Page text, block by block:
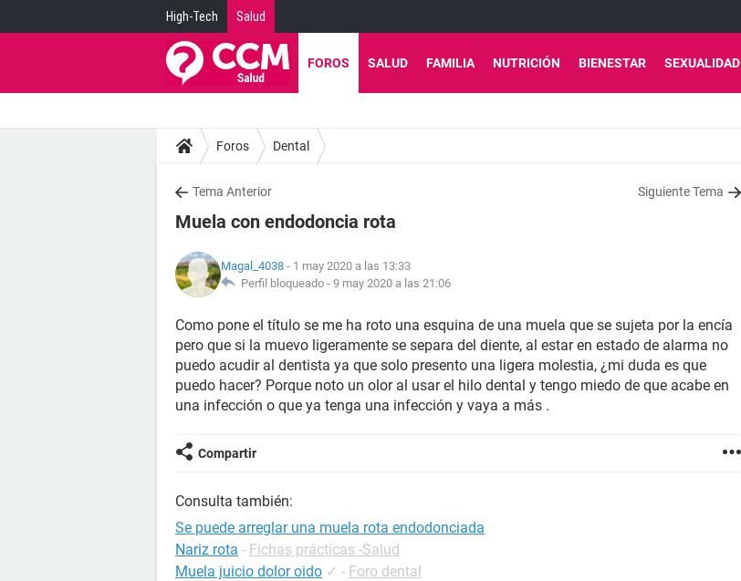
High-Tech Salud
FOROS SALUD FAMILIA NUTRICIÓN BIENESTAR SEXUALIDAD
Foros Dental
Tema Anterior Siguiente Tema
Muela con endodoncia rota
Magal_4038 - 1 may 2020 a las 13:33
Perfil bloqueado - 9 may 2020 a las 21:06
Como pone el título se me ha roto una esquina de una muela que se sujeta por la encía
pero que si la muevo ligeramente se separa del diente, al estar en estado de alarma no
puedo acudir al dentista ya que solo presento una ligera molestia, ¿mi duda es que
puedo hacer? Porque noto un olor al usar el hilo dental y tengo miedo de que acabe en
una infección o que ya tenga una infección y vaya a más .
Compartir
Consulta también:
Se puede arreglar una muela rota endodonciada
Nariz rota - Fichas prácticas -Salud
Muela juicio dolor oido ✓ - Foro dental